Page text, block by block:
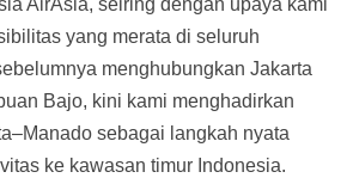
AirAsia, seiring dengan upaya kami
yang merata di seluruh
menghubungkan Jakarta
Bajo, kini kami menghadirkan
sebagai langkah nyata
ke kawasan timur Indonesia.